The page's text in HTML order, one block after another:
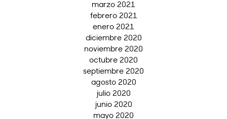
marzo 2021
febrero 2021
enero 2021
diciembre 2020
noviembre 2020
octubre 2020
septiembre 2020
agosto 2020
julio 2020
junio 2020
mayo 2020